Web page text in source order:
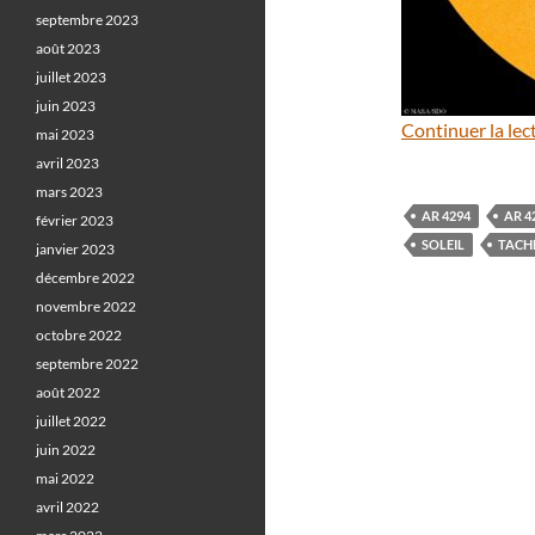
Continuer la
AR 4294 AR
SOLEIL
septembre 2023
août 2023
juillet 2023
juin 2023
mai 2023
avril 2023
mars 2023
février 2023
janvier 2023
décembre 2022
novembre 2022
octobre 2022
septembre 2022
août 2022
juillet 2022
juin 2022
mai 2022
avril 2022